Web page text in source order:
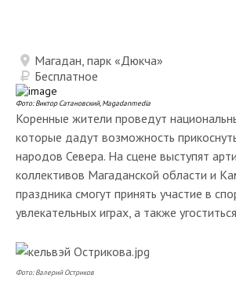
Фото: Виктор Сатановский, Magadanmedia
Коренные жители проведут
которые дадут возможность
народов Севера. На сцене выступят
коллективов Магаданской области и
праздника смогут принять участие в
увлекательных играх, а также
Фото: Валерий Остриков
Магадан, парк «Дюкча»
Бесплатное